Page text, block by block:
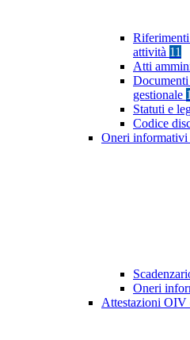
attività 11
Atti
gestionale 1
Statuti e
Codice
Oneri informativi
Oneri
Attestazioni OIV